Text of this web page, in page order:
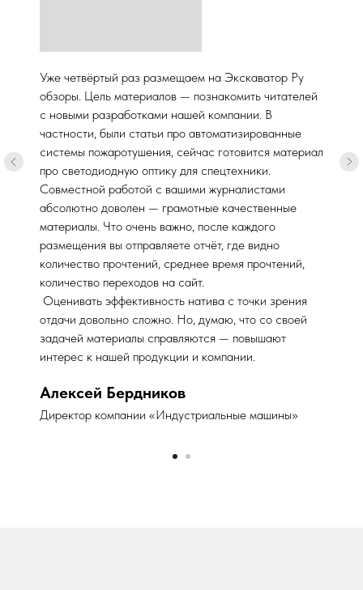
Уже четвёртый раз размещаем на Экскаватор Ру
обзоры. Цель материалов — познакомить читателей
с новыми разработками нашей компании. В
частности, были статьи про автоматизированные
системы пожаротушения, сейчас готовится материал
про светодиодную оптику для спецтехники.
Совместной работой с вашими журналистами
абсолютно доволен — грамотные качественные
материалы. Что очень важно, после каждого
размещения вы отправляете отчёт, где видно
количество прочтений, среднее время прочтений,
количество переходов на сайт.
Оценивать эффективность натива с точки зрения
отдачи довольно сложно. Но, думаю, что со своей
задачей материалы справляются — повышают
интерес к нашей продукции и компании.
Алексей Бердников
Директор компании «Индустриальные машины»